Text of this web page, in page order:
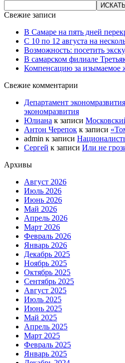
Свежие записи
В Самаре на пять дней
С 10 по 12 августа на
Возможность: посетить
В самарском филиале
Компенсацию за изымаемое
Свежие комментарии
Департамент
экономразвития
Юлиана к записи
Антон Черепок к записи
admin к записи
Сергей к записи Или не
Архивы
Август 2026
Июль 2026
Июнь 2026
Май 2026
Апрель 2026
Март 2026
Февраль 2026
Январь 2026
Декабрь 2025
Ноябрь 2025
Октябрь 2025
Сентябрь 2025
Август 2025
Июль 2025
Июнь 2025
Май 2025
Апрель 2025
Март 2025
Февраль 2025
Январь 2025